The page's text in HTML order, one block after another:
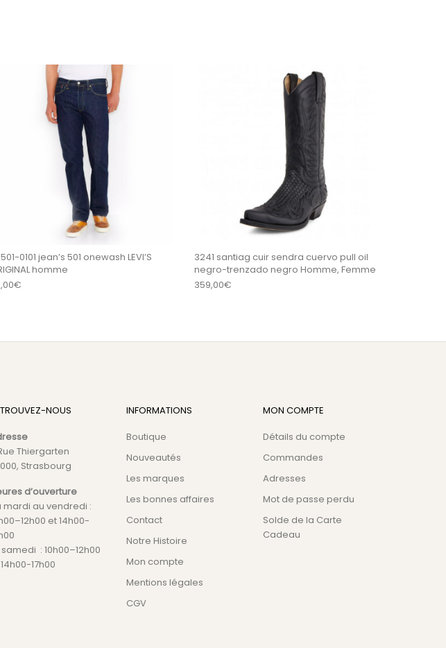
peuvent être choisies sur la page du produit
a plusieurs variations. Les options peuvent être choisies sur la page du
0101 jean’s 501 onewash LEVI’S
homme
€
Ce produit a plusieurs variations. Les options
3241 santiag cuir sendra cuervo pull oil
negro-trenzado negro Homme, Femme
359,00€
NOUS
Thiergarten
Strasbourg
d’ouverture
mardi au vendredi :
et 14h00-
samedi : 10h00–12h00
17h00
INFORMATIONS
Boutique
Nouveautés
Les marques
Les bonnes affaires
Contact
Notre Histoire
Mon compte
Mentions légales
CGV
MON COMPTE
Détails du compte
Commandes
Adresses
Mot de passe perdu
Solde de la Carte
Cadeau